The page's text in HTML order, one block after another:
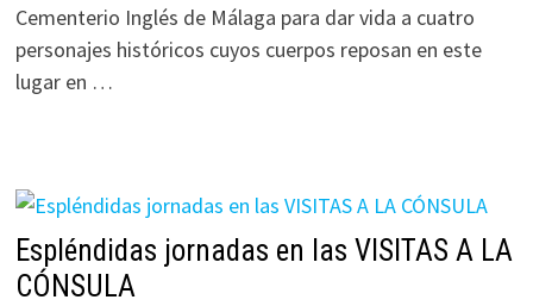
Cementerio Inglés de Málaga para dar vida a cuatro
personajes históricos cuyos cuerpos reposan en este
lugar en …
Espléndidas jornadas en las VISITAS A LA
CÓNSULA